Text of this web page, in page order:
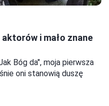
i mało znane
Bóg da", moja pierwsza
oni stanowią duszę